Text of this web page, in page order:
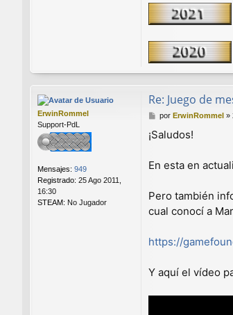
ErwinRommel
Support-PdL
Mensajes: 949
Registrado: 25 Ago 2011,
16:30
STEAM: No Jugador
Re: Juego de
M
n
j
por ErwinRommel »
¡Saludos!
En esta en
Pero también
cual conocí a
https://
Y aquí el vídeo